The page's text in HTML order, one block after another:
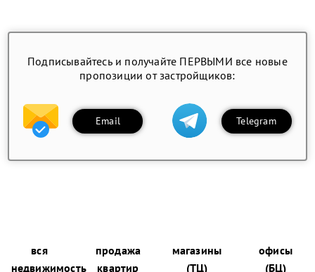
Подписывайтесь и получайте ПЕРВЫМИ все новые
пропозиции от застройщиков:
Email Telegram
вся
недвижимость
продажа
квартир
магазины
(ТЦ)
офисы
(БЦ)